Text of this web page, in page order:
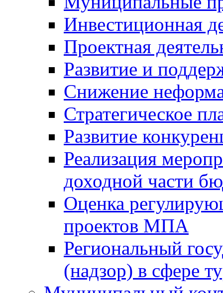
Инвестиционная
Проектная
Развитие и
Снижение
Стратегическое
Развитие
Реализация
доходной части
Оценка
проектов МПА
Региональный
(надзор) в сфере